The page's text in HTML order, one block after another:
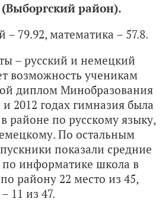
район).
– 79.92, математика – 57.8.
– русский и немецкий
возможность ученикам
диплом Минобразования
2012 годах гимназия была
районе по русскому языку,
По остальным
показали средние
по информатике школа в
району 22 место из 45,
11 из 47.